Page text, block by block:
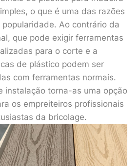
o que é uma das razões
Ao contrário da
que pode exigir ferramentas
para o corte e a
de plástico podem ser
com ferramentas normais.
instalação torna-as uma opção
os empreiteiros profissionais
da bricolage.